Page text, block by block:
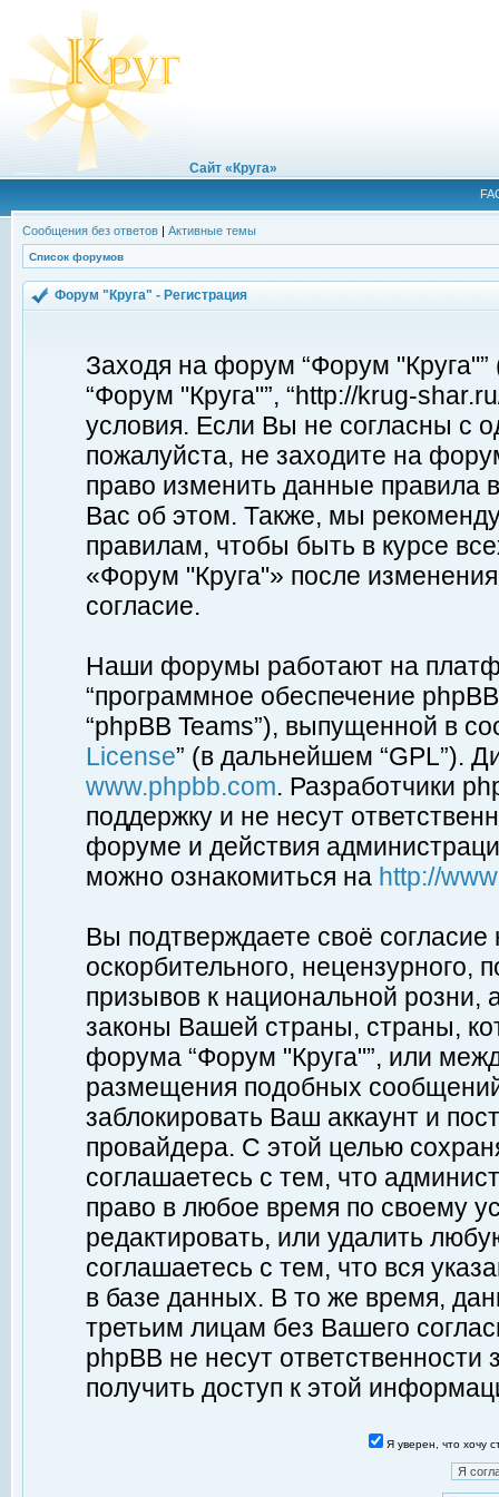
Сайт «Круга»
Сообщения без ответов | Активные темы
Список форумов
Форум "Круга" - Регистрация
Заходя на форум “Форум
“Форум "Круга"”, “http://krug-
условия. Если Вы не согласны с
пожалуйста, не заходите на
право изменить данные правила
Вас об этом. Также, мы
правилам, чтобы быть в курсе
«Форум "Круга"» после
согласие.
Наши форумы работают на
“программное обеспечение
“phpBB Teams”), выпущенной в
License” (в дальнейшем “GPL”).
www.phpbb.com. Разработчики
поддержку и не несут
форуме и действия
можно ознакомиться на http://
Вы подтверждаете своё
оскорбительного, нецензурного,
призывов к национальной
законы Вашей страны, страны,
форума “Форум "Круга"”, или
размещения подобных
заблокировать Ваш аккаунт и
провайдера. С этой целью
соглашаетесь с тем, что
право в любое время по своему
редактировать, или удалить
соглашаетесь с тем, что вся
в базе данных. В то же время,
третьим лицам без Вашего
phpBB не несут ответственности
получить доступ к этой
Я уверен, что хочу